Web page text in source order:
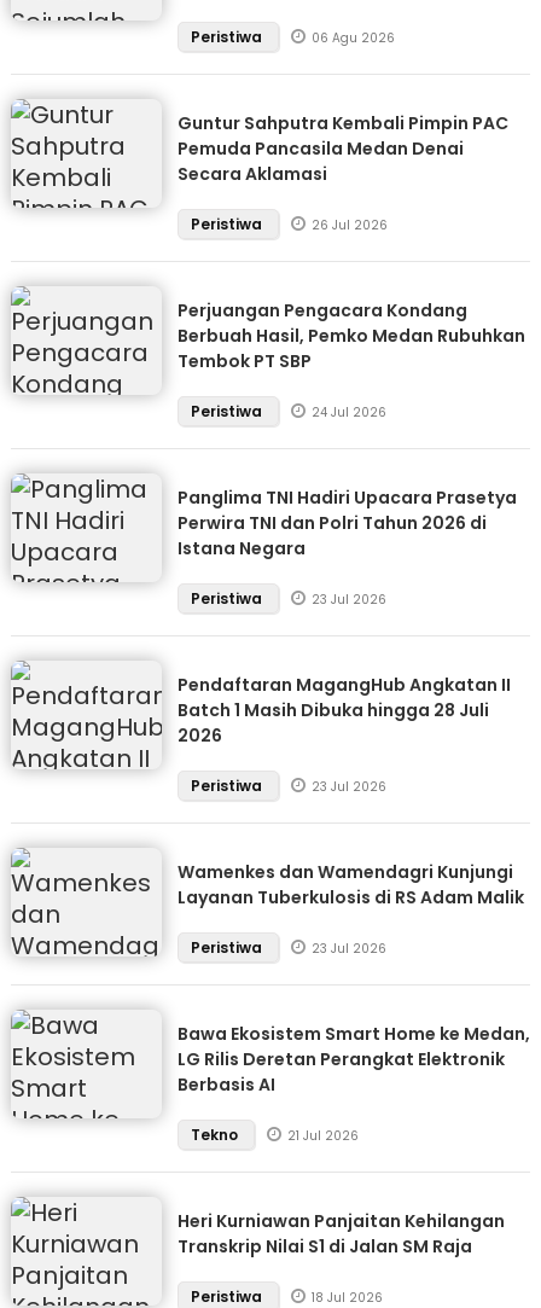
Peristiwa 06 Agu 2026
Guntur Sahputra Kembali Pimpin PAC
Pemuda Pancasila Medan Denai
Secara Aklamasi
Peristiwa 26 Jul 2026
Perjuangan Pengacara Kondang
Berbuah Hasil, Pemko Medan Rubuhkan
Tembok PT SBP
Peristiwa 24 Jul 2026
Panglima TNI Hadiri Upacara Prasetya
Perwira TNI dan Polri Tahun 2026 di
Istana Negara
Peristiwa 23 Jul 2026
Pendaftaran MagangHub Angkatan II
Batch 1 Masih Dibuka hingga 28 Juli
2026
Peristiwa 23 Jul 2026
Wamenkes dan Wamendagri Kunjungi
Layanan Tuberkulosis di RS Adam Malik
Peristiwa 23 Jul 2026
Bawa Ekosistem Smart Home ke Medan,
LG Rilis Deretan Perangkat Elektronik
Berbasis AI
Tekno 21 Jul 2026
Heri Kurniawan Panjaitan Kehilangan
Transkrip Nilai S1 di Jalan SM Raja
Peristiwa 18 Jul 2026